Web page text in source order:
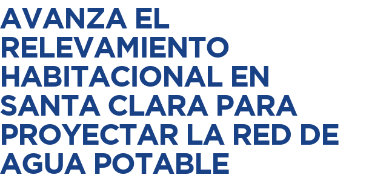
AVANZA EL
RELEVAMIENTO
HABITACIONAL EN
SANTA CLARA PARA
PROYECTAR LA RED DE
AGUA POTABLE